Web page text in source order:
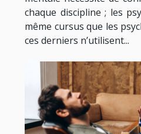
chaque discipline ; les
même cursus que les
ces derniers n’utilisent...